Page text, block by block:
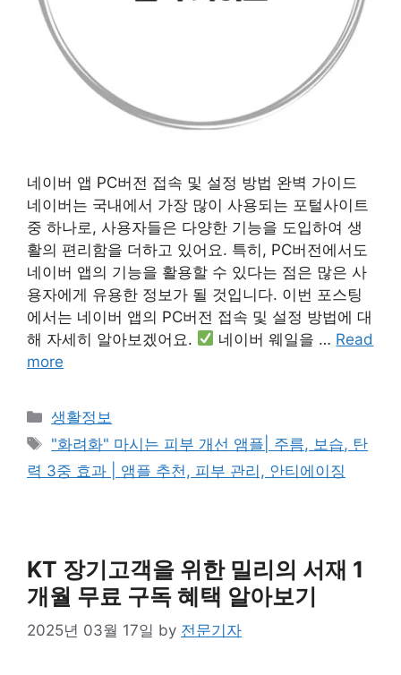
네이버 앱 PC버전 접속 및 설정 방법 완벽 가이드
네이버는 국내에서 가장 많이 사용되는 포털사이트
중 하나로, 사용자들은 다양한 기능을 도입하여 생
활의 편리함을 더하고 있어요. 특히, PC버전에서도
네이버 앱의 기능을 활용할 수 있다는 점은 많은 사
용자에게 유용한 정보가 될 것입니다. 이번 포스팅
에서는 네이버 앱의 PC버전 접속 및 설정 방법에 대
해 자세히 알아보겠어요.
네이버 웨일을 … Read
more
Categories
생활정보
Tags
"화려화" 마시는 피부 개선 앰플| 주름, 보습, 탄
력 3중 효과 | 앰플 추천, 피부 관리, 안티에이징
KT 장기고객을 위한 밀리의 서재 1
개월 무료 구독 혜택 알아보기
2025년 03월 17일 by 전문기자